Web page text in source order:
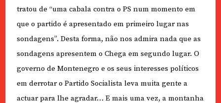
tratou de “uma cabala contra o PS num momento em
que o partido é apresentado em primeiro lugar nas
sondagens”. Desta forma, não nos admira nada que as
sondagens apresentem o Chega em segundo lugar. O
governo de Montenegro e os seus interesses políticos
em derrotar o Partido Socialista leva muita gente a
actuar para lhe agradar… E mais uma vez, a montanha